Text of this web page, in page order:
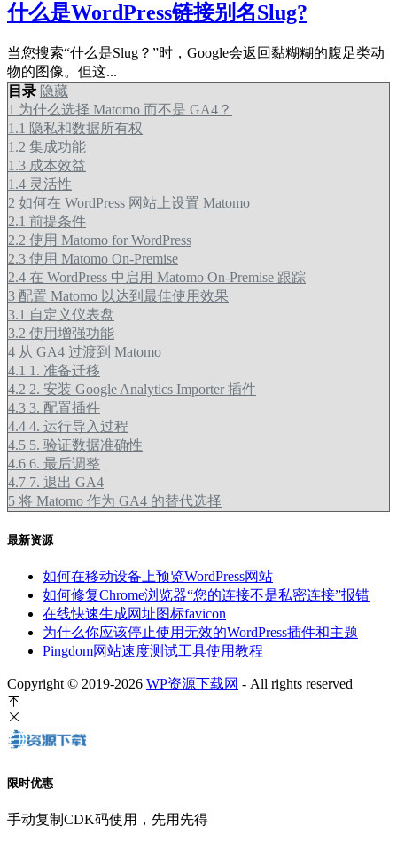
什么是WordPress链接别名Slug?
当您搜索“什么是Slug？”时，Google会返回黏糊糊的腹足类动
物的图像。但这...
目录 隐藏
1 为什么选择 Matomo 而不是 GA4？
1.1 隐私和数据所有权
1.2 集成功能
1.3 成本效益
1.4 灵活性
2 如何在 WordPress 网站上设置 Matomo
2.1 前提条件
2.2 使用 Matomo for WordPress
2.3 使用 Matomo On-Premise
2.4 在 WordPress 中启用 Matomo On-Premise 跟踪
3 配置 Matomo 以达到最佳使用效果
3.1 自定义仪表盘
3.2 使用增强功能
4 从 GA4 过渡到 Matomo
4.1 1. 准备迁移
4.2 2. 安装 Google Analytics Importer 插件
4.3 3. 配置插件
4.4 4. 运行导入过程
4.5 5. 验证数据准确性
4.6 6. 最后调整
4.7 7. 退出 GA4
5 将 Matomo 作为 GA4 的替代选择
最新资源
如何在移动设备上预览WordPress网站
如何修复Chrome浏览器“您的连接不是私密连接”报错
在线快速生成网址图标favicon
为什么你应该停止使用无效的WordPress插件和主题
Pingdom网站速度测试工具使用教程
Copyright © 2019-2026 WP资源下载网 - All rights reserved
限时优惠
手动复制CDK码使用，先用先得